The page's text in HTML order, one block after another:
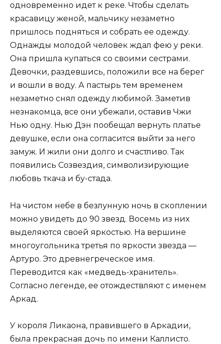
одновременно идет к реке. Чтобы сделать
красавицу женой, мальчику незаметно
пришлось подняться и собрать ее одежду.
Однажды молодой человек ждал фею у реки.
Она пришла купаться со своими сестрами.
Девочки, раздевшись, положили все на берег
и вошли в воду. А пастырь тем временем
незаметно снял одежду любимой. Заметив
незнакомца, все они убежали, оставив Чжи
Нью одну. Нью Дэн пообещал вернуть платье
девушке, если она согласится выйти за него
замуж. И жили они долго и счастливо. Так
появились Созвездия, символизирующие
любовь ткача и бу-стада.
На чистом небе в безлунную ночь в скоплении
можно увидеть до 90 звезд. Восемь из них
выделяются своей яркостью. На вершине
многоугольника третья по яркости звезда —
Артуро. Это древнегреческое имя.
Переводится как «медведь-хранитель».
Согласно легенде, ее отождествляют с именем
Аркад.
У короля Ликаона, правившего в Аркадии,
была прекрасная дочь по имени Каллисто.